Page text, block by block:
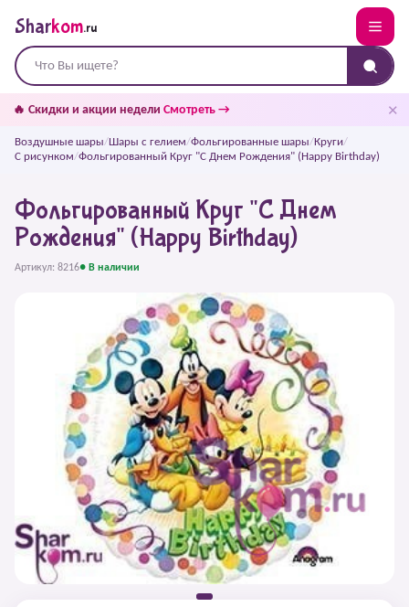
Sharkom.ru
🔥 Скидки и акции недели Смотреть → ✕
Воздушные шары/Шары с гелием/Фольгированные шары/Круги/
С рисунком/Фольгированный Круг "С Днем Рождения" (Happy Birthday)
Фольгированный Круг "С Днем
Рождения" (Happy Birthday)
Артикул: 8216● В наличии